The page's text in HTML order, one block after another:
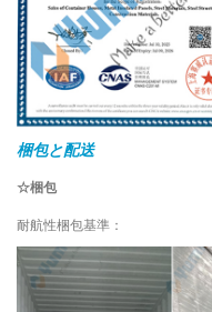
梱包と配送
☆梱包
耐航性梱包基準：